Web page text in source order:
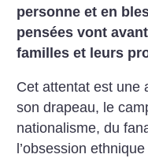
personne et en
pensées vont
familles et leurs
Cet attentat est une
son drapeau, le
nationalisme, du
l’obsession